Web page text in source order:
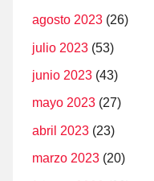
agosto 2023 (26)
julio 2023 (53)
junio 2023 (43)
mayo 2023 (27)
abril 2023 (23)
marzo 2023 (20)